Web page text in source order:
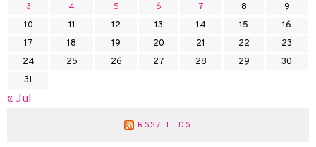
3
4 5 6 7 8
9
10
11 12 13 14 15
16
17
18 19 20 21 22
23
24
25 26 27 28 29
30
31
« Jul
RSS/FEEDS